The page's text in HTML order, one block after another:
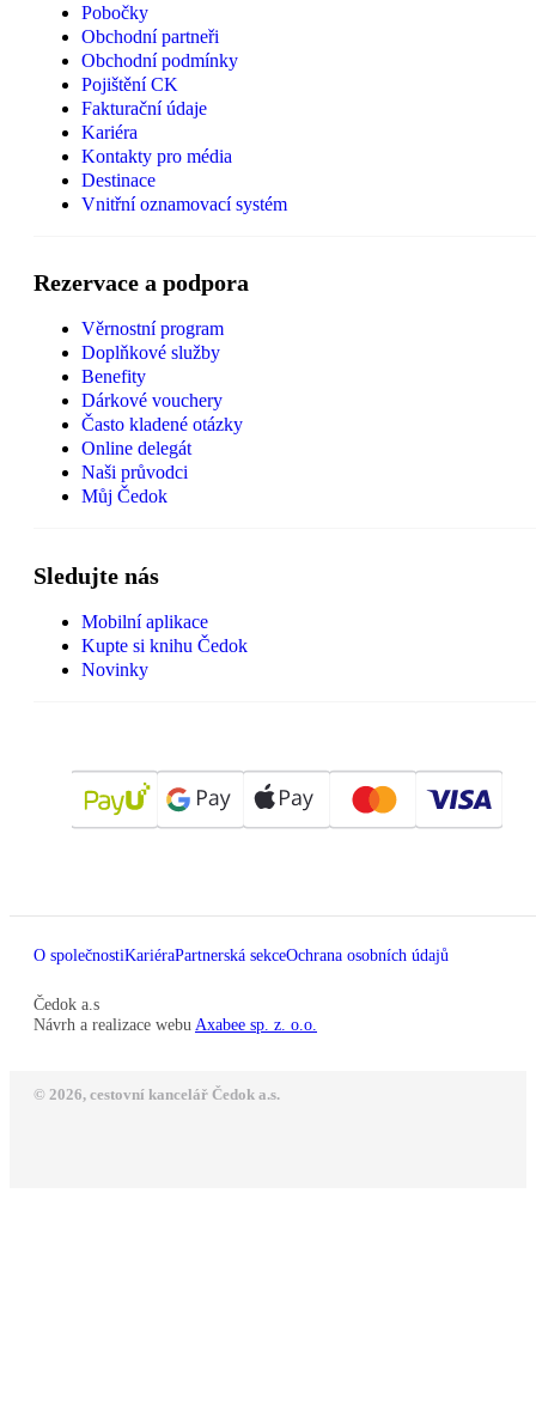
Pobočky
Obchodní partneři
Obchodní podmínky
Pojištění CK
Fakturační údaje
Kariéra
Kontakty pro média
Destinace
Vnitřní oznamovací systém
Rezervace a podpora
Věrnostní program
Doplňkové služby
Benefity
Dárkové vouchery
Často kladené otázky
Online delegát
Naši průvodci
Můj Čedok
Sledujte nás
Mobilní aplikace
Kupte si knihu Čedok
Novinky
O společnostiKariéraPartnerská sekceOchrana osobních údajů
Čedok a.s
Návrh a realizace webu Axabee sp. z. o.o.
© 2026, cestovní kancelář Čedok a.s.